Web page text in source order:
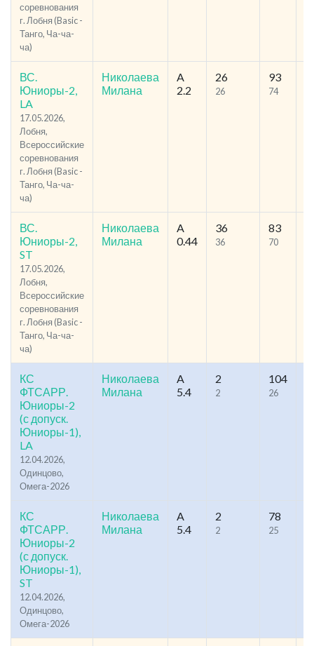
соревнования
г. Лобня (Basic -
Танго, Ча-ча-
ча)
ВС.
Юниоры-2,
LA
17.05.2026,
Лобня,
Всероссийские
соревнования
г. Лобня (Basic -
Танго, Ча-ча-
ча)
Николаева
Милана
A
2.2
26
26
93
74
ВС.
Юниоры-2,
ST
17.05.2026,
Лобня,
Всероссийские
соревнования
г. Лобня (Basic -
Танго, Ча-ча-
ча)
Николаева
Милана
A
0.44
36
36
83
70
КС
ФТСАРР.
Юниоры-2
(с допуск.
Юниоры-1),
LA
12.04.2026,
Одинцово,
Омега-2026
Николаева
Милана
A
5.4
2
2
104
26
КС
ФТСАРР.
Юниоры-2
(с допуск.
Юниоры-1),
ST
12.04.2026,
Одинцово,
Омега-2026
Николаева
Милана
A
5.4
2
2
78
25